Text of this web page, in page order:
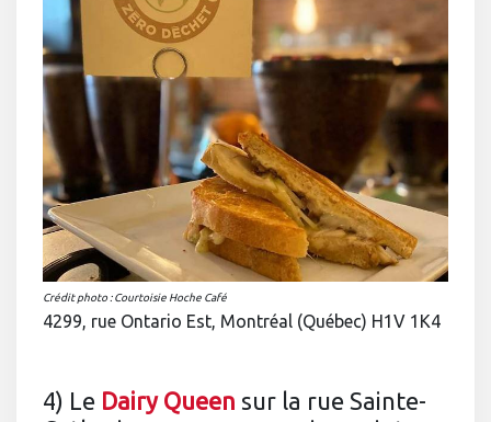
Crédit photo : Courtoisie Hoche Café
4299, rue Ontario Est, Montréal (Québec) H1V 1K4
4) Le Dairy Queen sur la rue Sainte-